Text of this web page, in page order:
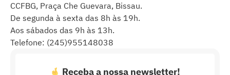
CCFBG, Praça Che Guevara, Bissau.
De segunda à sexta das 8h às 19h.
Aos sábados das 9h às 13h.
Telefone: (245)955148038
Receba a nossa newsletter!